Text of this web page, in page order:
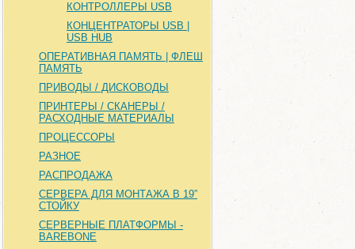
КОНТРОЛЛЕРЫ USB
КОНЦЕНТРАТОРЫ USB |
USB HUB
ОПЕРАТИВНАЯ ПАМЯТЬ | ФЛЕШ
ПАМЯТЬ
ПРИВОДЫ / ДИСКОВОДЫ
ПРИНТЕРЫ / СКАНЕРЫ /
РАСХОДНЫЕ МАТЕРИАЛЫ
ПРОЦЕССОРЫ
РАЗНОЕ
РАСПРОДАЖА
СЕРВЕРА ДЛЯ МОНТАЖА В 19”
СТОЙКУ
СЕРВЕРНЫЕ ПЛАТФОРМЫ -
BAREBONE